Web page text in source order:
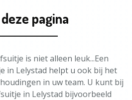
pagina
is niet alleen leuk...Een
in Lelystad helpt u ook bij het
in uw team. U kunt bij
in Lelystad bijvoorbeeld